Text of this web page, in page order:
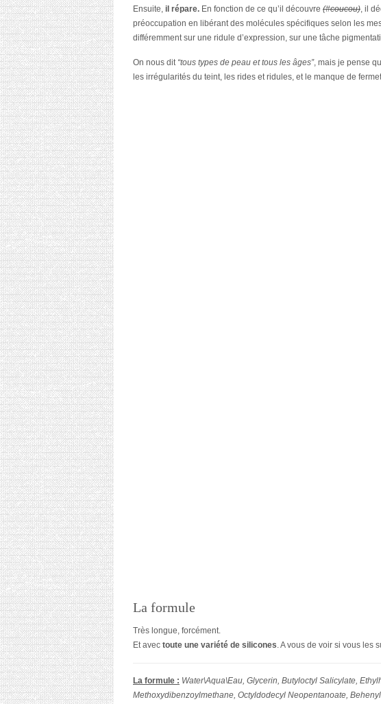
Ensuite, il répare. En fonction de ce qu’il découvre (#coucou), il
préoccupation en libérant des molécules spécifiques selon les
différemment sur une ridule d’expression, sur une tâche
On nous dit “tous types de peau et tous les âges”, mais je pense
les irrégularités du teint, les rides et ridules, et le manque de
La formule
Très longue, forcément.
Et avec toute une variété de silicones. A vous de voir si vous les
La formule : Water\Aqua\Eau, Glycerin, Butyloctyl Salicylate,
Methoxydibenzoylmethane, Octyldodecyl Neopentanoate,